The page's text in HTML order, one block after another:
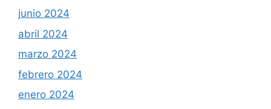
junio 2024
abril 2024
marzo 2024
febrero 2024
enero 2024